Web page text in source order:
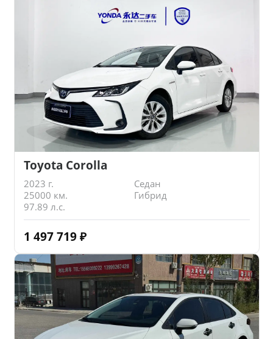
Toyota Corolla
2023 г.
Седан
25000 км.
Гибрид
97.89 л.с.
1 497 719 ₽